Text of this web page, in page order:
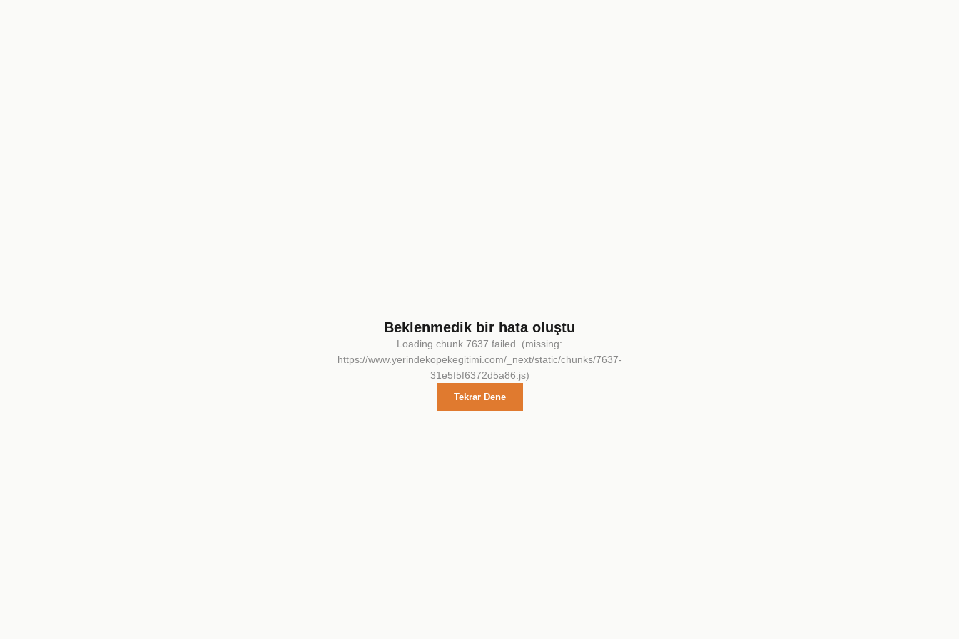
Beklenmedik bir hata oluştu
Loading chunk 7637 failed. (missing:
https://www.yerindekopekegitimi.com/_next/static/chunks/7637-
31e5f5f6372d5a86.js)
Tekrar Dene